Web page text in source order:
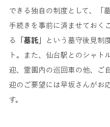
できる独自の制度として、「
手続きを事前に済ませておく
る
「墓託」
という墓守後見制
ト。また、仙台駅とのシャト
迎、霊園内の巡回車の他、ご
迎のご要望には早坂さんがお
す。